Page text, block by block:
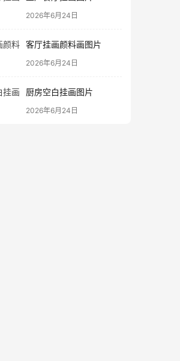
2026年6月24日
客厅挂画颜料画图片
2026年6月24日
厨房空白挂画图片
2026年6月24日